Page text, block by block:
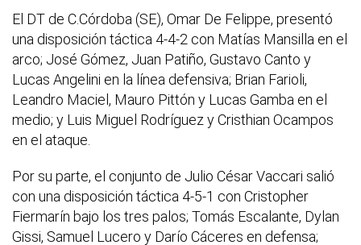
El DT de C.Córdoba (SE), Omar De Felippe, presentó
una disposición táctica 4-4-2 con Matías Mansilla en el
arco; José Gómez, Juan Patiño, Gustavo Canto y
Lucas Angelini en la línea defensiva; Brian Farioli,
Leandro Maciel, Mauro Pittón y Lucas Gamba en el
medio; y Luis Miguel Rodríguez y Cristhian Ocampos
en el ataque.
Por su parte, el conjunto de Julio César Vaccari salió
con una disposición táctica 4-5-1 con Cristopher
Fiermarín bajo los tres palos; Tomás Escalante, Dylan
Gissi, Samuel Lucero y Darío Cáceres en defensa;